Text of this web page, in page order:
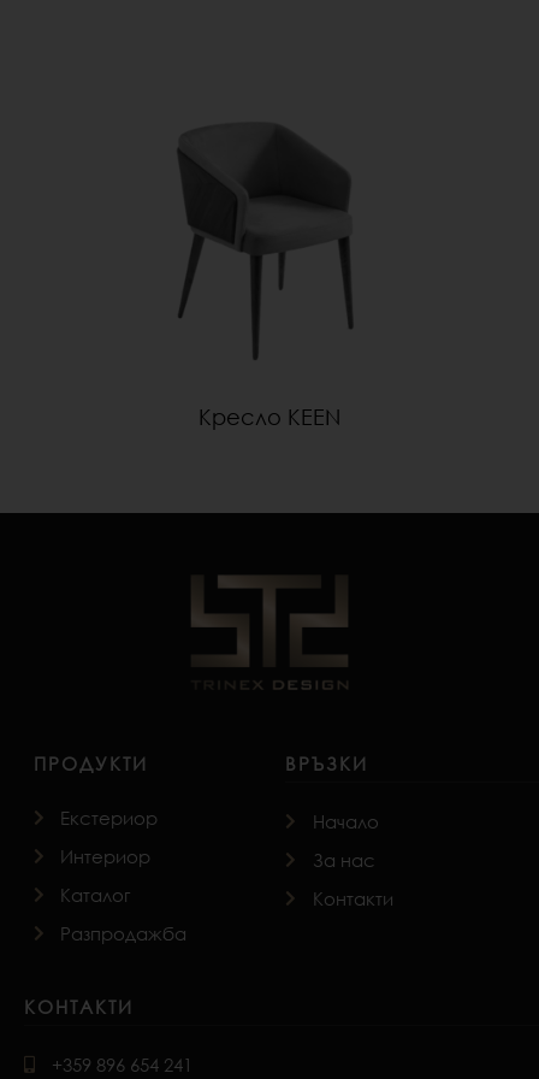
Кресло KEEN
ПРОДУКТИ
Екстериор
Интериор
Каталог
Разпродажба
ВРЪЗКИ
Начало
За нас
Контакти
КОНТАКТИ
+359 896 654 241